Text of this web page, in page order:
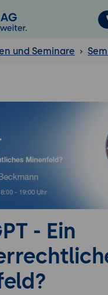
®
und Seminare
- Ein